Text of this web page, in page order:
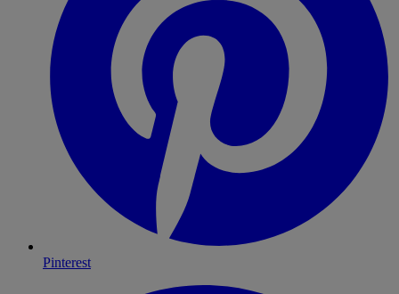
Pinterest